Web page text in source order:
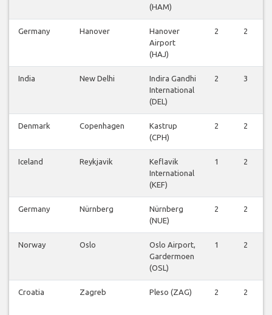
(HAM)
Germany Hanover
Hanover
Airport
(HAJ)
2 2
India New Delhi
Indira Gandhi
International
(DEL)
2 3
Denmark Copenhagen
Kastrup
(CPH)
2 2
Iceland Reykjavik
Keflavik
International
(KEF)
1 2
Germany Nürnberg
Nürnberg
(NUE)
2 2
Norway Oslo
Oslo Airport,
Gardermoen
(OSL)
1 2
Croatia Zagreb Pleso (ZAG) 2 2